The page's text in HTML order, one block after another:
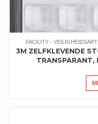
FACILITY
3M ZELFKLEVENDE
TRANSPARANT,